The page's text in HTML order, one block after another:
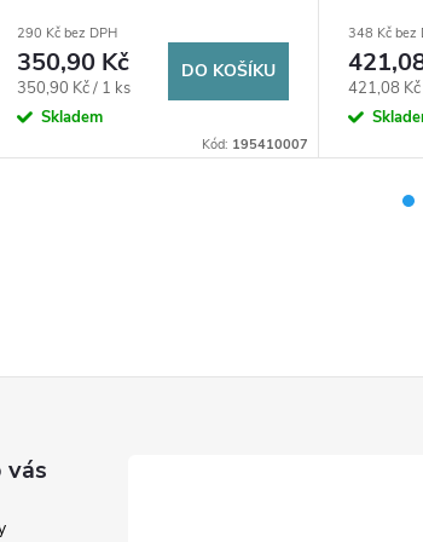
poniklovaný
290 Kč bez DPH
350,90 Kč
Měrná
cena:
350,90 Kč / 1 ks
Skladem
DO KOŠÍKU
Kód: 195410007
348 Kč bez
Měrná
cena:
421,08
vás